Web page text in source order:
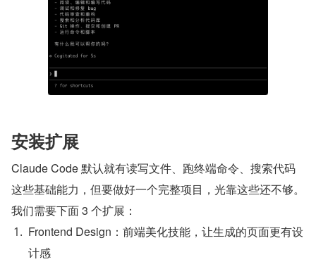
安装扩展
Claude Code 默认就有读写文件、跑终端命令、搜索代码
这些基础能力，但要做好一个完整项目，光靠这些还不够。
我们需要下面 3 个扩展：
Frontend Design：前端美化技能，让生成的页面更有设
计感